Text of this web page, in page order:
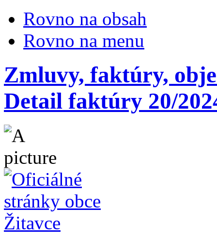
Rovno na obsah
Rovno na menu
Zmluvy, faktúry,
Detail faktúry 20/